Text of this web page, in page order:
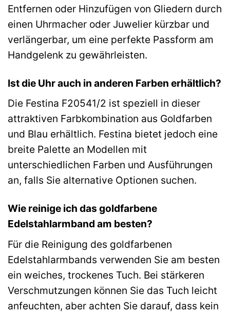
Entfernen oder Hinzufügen von Gliedern durch
einen Uhrmacher oder Juwelier kürzbar und
verlängerbar, um eine perfekte Passform am
Handgelenk zu gewährleisten.
Ist die Uhr auch in anderen Farben erhältlich?
Die Festina F20541/2 ist speziell in dieser
attraktiven Farbkombination aus Goldfarben
und Blau erhältlich. Festina bietet jedoch eine
breite Palette an Modellen mit
unterschiedlichen Farben und Ausführungen
an, falls Sie alternative Optionen suchen.
Wie reinige ich das goldfarbene
Edelstahlarmband am besten?
Für die Reinigung des goldfarbenen
Edelstahlarmbands verwenden Sie am besten
ein weiches, trockenes Tuch. Bei stärkeren
Verschmutzungen können Sie das Tuch leicht
anfeuchten, aber achten Sie darauf, dass kein